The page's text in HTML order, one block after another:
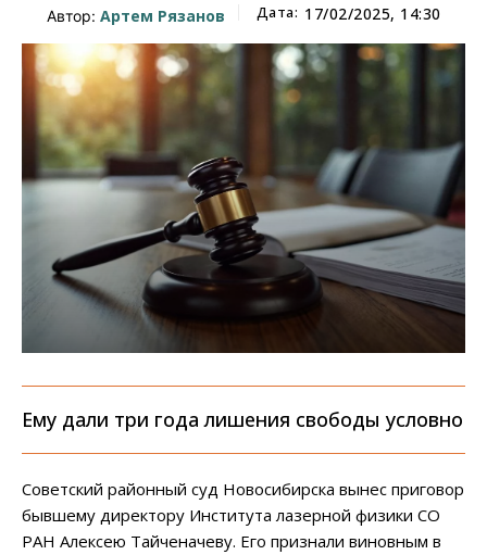
Автор: Артем Рязанов Дата: 17/02/2025, 14:30
Ему дали три года лишения свободы условно
Советский районный суд Новосибирска вынес приговор
бывшему директору Института лазерной физики СО
РАН Алексею Тайченачеву. Его признали виновным в